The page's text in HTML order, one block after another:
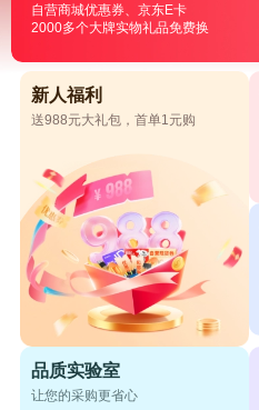
自营商城优惠券、京东E卡
2000多个大牌实物礼品免费换
新人福利
送988元大礼包，首单1元购
品质实验室
让您的采购更省心